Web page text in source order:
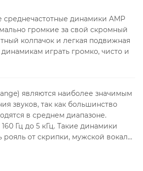
среднечастотные динамики AMP
громкие за свой скромный
колпачок и легкая подвижная
играть громко, чисто и
являются наиболее значимым
звуков, так как большинство
в среднем диапазоне.
Гц до 5 кГц. Такие динамики
рояль от скрипки, мужской вокал